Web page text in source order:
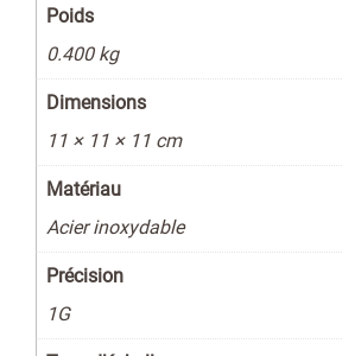
Poids
0.400 kg
Dimensions
11 × 11 × 11 cm
Matériau
Acier inoxydable
Précision
1G